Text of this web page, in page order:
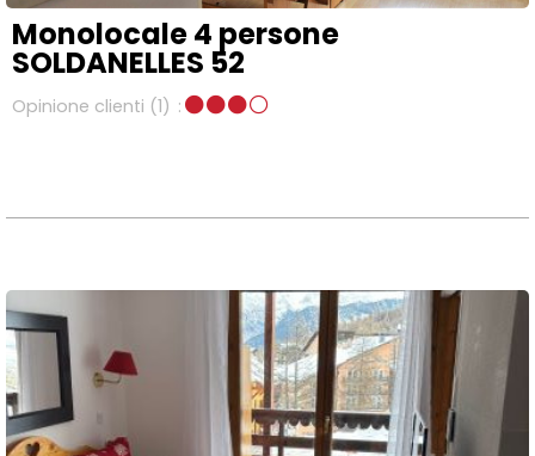
Monolocale 4 persone
SOLDANELLES 52
Opinione clienti (1)